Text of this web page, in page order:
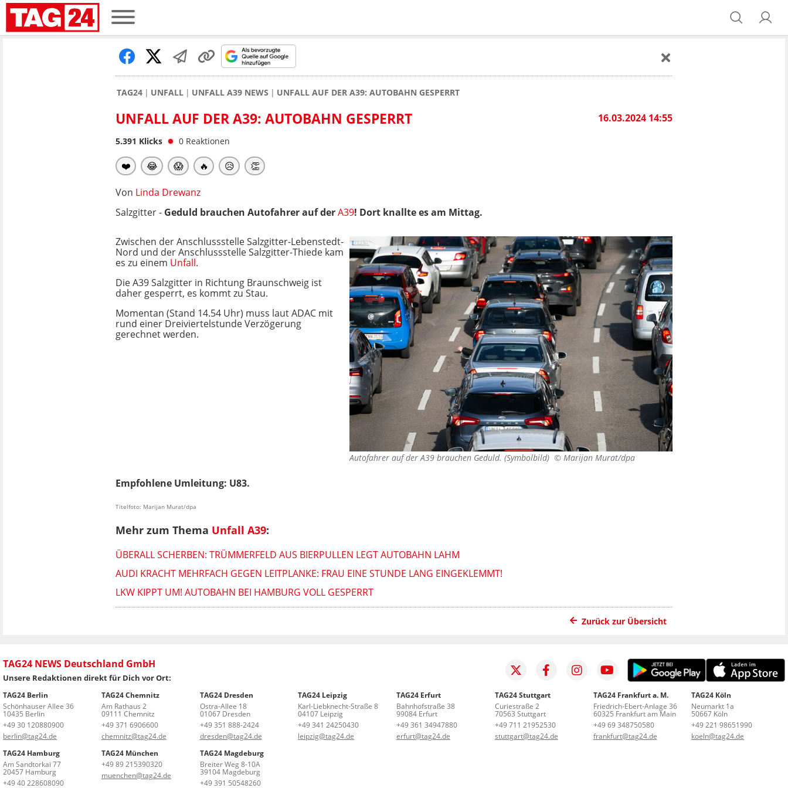
TAG24 UNFALL UNFALL A39 NEWS UNFALL AUF DER A39: AUTOBAHN GESPERRT
16.03.2024 14:55
UNFALL AUF DER A39: AUTOBAHN GESPERRT
5.391 Klicks 0 Reaktionen
❤️ 😂 😱 🔥 😥 👏
Von Linda Drewanz
Salzgitter - Geduld brauchen Autofahrer auf derA39! Dort knallte es am Mittag.
Autofahrer auf der A39 brauchen Geduld. (Symbolbild) © Marijan Murat/dpa
Zwischen der Anschlussstelle Salzgitter-Lebenstedt-
Nord und der Anschlussstelle Salzgitter-Thiede kam
es zu einem Unfall.
Die A39 Salzgitter in Richtung Braunschweig ist
daher gesperrt, es kommt zu Stau.
Momentan (Stand 14.54 Uhr) muss laut ADAC mit
rund einer Dreiviertelstunde Verzögerung
gerechnet werden.
Empfohlene Umleitung: U83.
Titelfoto: Marijan Murat/dpa
Mehr zum Thema Unfall A39:
ÜBERALL SCHERBEN: TRÜMMERFELD AUS BIERPULLEN LEGT AUTOBAHN LAHM
AUDI KRACHT MEHRFACH GEGEN LEITPLANKE: FRAU EINE STUNDE LANG EINGEKLEMMT!
LKW KIPPT UM! AUTOBAHN BEI HAMBURG VOLL GESPERRT
Zurück zur Übersicht
TAG24 NEWS Deutschland GmbH
Unsere Redaktionen direkt für Dich vor Ort:
TAG24 Berlin
Schönhauser Allee 36
10435 Berlin
+49 30 120880900
berlin@tag24.de
TAG24 Chemnitz
Am Rathaus 2
09111 Chemnitz
+49 371 6906600
chemnitz@tag24.de
TAG24 Dresden
Ostra-Allee 18
01067 Dresden
+49 351 888-2424
dresden@tag24.de
TAG24 Leipzig
Karl-Liebknecht-Straße 8
04107 Leipzig
+49 341 24250430
leipzig@tag24.de
TAG24 Erfurt
Bahnhofstraße 38
99084 Erfurt
+49 361 34947880
erfurt@tag24.de
TAG24 Stuttgart
Curiestraße 2
70563 Stuttgart
+49 711 21952530
stuttgart@tag24.de
TAG24 Frankfurt a. M.
Friedrich-Ebert-Anlage 36
60325 Frankfurt am Main
+49 69 348750580
frankfurt@tag24.de
TAG24 Köln
Neumarkt 1a
50667 Köln
+49 221 98651990
koeln@tag24.de
TAG24 Hamburg
Am Sandtorkai 77
20457 Hamburg
+49 40 228608090
TAG24 München
+49 89 215390320
muenchen@tag24.de
TAG24 Magdeburg
Breiter Weg 8-10A
39104 Magdeburg
+49 391 50548260